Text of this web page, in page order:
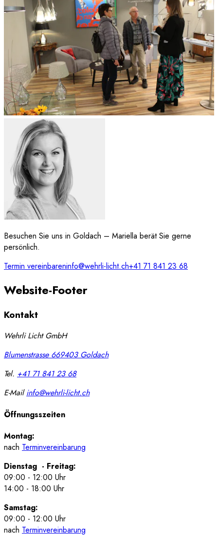
Besuchen Sie uns in Goldach – Mariella berät Sie gerne
persönlich.
Termin vereinbareninfo@wehrli-licht.ch+41 71 841 23 68
Website-Footer
Kontakt
Wehrli Licht GmbH
Blumenstrasse 669403 Goldach
Tel. +41 71 841 23 68
E-Mailinfo@wehrli-licht.ch
Öffnungsszeiten
Montag:
nach Terminvereinbarung
Dienstag - Freitag:
09:00 - 12:00 Uhr
14:00 - 18:00 Uhr
Samstag:
09:00 - 12:00 Uhr
nach Terminvereinbarung